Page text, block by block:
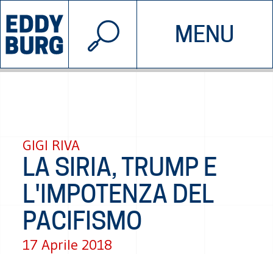
MENU
INIZIATIVE CHI SIAMO
© 2026 EDDYBURG
GIGI RIVA
LA SIRIA, TRUMP E
L'IMPOTENZA DEL
PACIFISMO
17 Aprile 2018